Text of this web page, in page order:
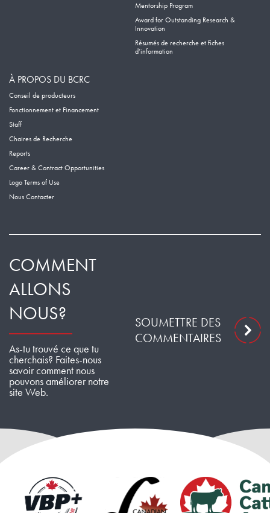
Mentorship Program
Award for Outstanding Research &
Innovation
Résumés de recherche et fiches
d’information
À PROPOS DU BCRC
Conseil de producteurs
Fonctionnement et Financement
Staff
Chaires de Recherche
Reports
Career & Contract Opportunities
Logo Terms of Use
Nous Contacter
COMMENT
ALLONS
NOUS?
As-tu trouvé ce que tu
cherchais? Faites-nous
savoir comment nous
pouvons améliorer notre
site Web.
SOUMETTRE DES
COMMENTAIRES